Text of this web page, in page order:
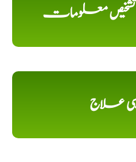
معلومات
علاج